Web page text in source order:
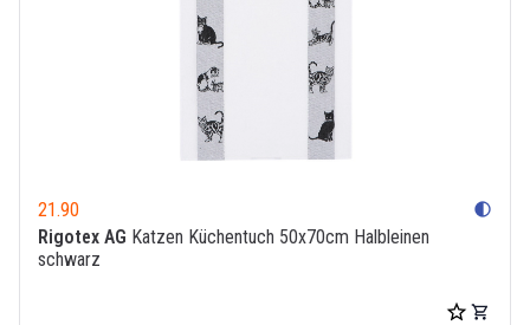
21.90 contrast
Rigotex AG Katzen Küchentuch 50x70cm Halbleinen
schwarz